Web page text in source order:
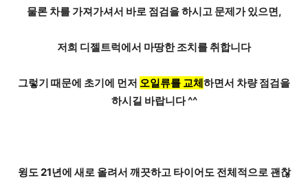
물론 차를 가져가셔서 바로 점검을 하시고 문제가 있으면,
저희 디젤트럭에서 마땅한 조치를 취합니다
그렇기 때문에 초기에 먼저 오일류를 교체하면서 차량 점검을
하시길 바랍니다 ^^
윙도 21년에 새로 올려서 깨끗하고 타이어도 전체적으로 괜찮